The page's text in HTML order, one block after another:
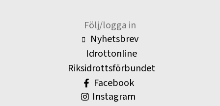
Följ/logga in
Nyhetsbrev
Idrottonline
Riksidrottsförbundet
Facebook
Instagram